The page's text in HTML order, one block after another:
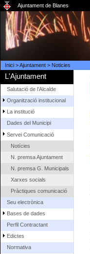
Ajuntament de Blanes
Inici>Ajuntament> Noticies
L'Ajuntament
Salutació de l'Alcalde
Organització institucional
La institució
Dades del Municipi
Servei Comunicació
Notícies
N. premsa Ajuntament
N. premsa G. Municipals
Xarxes socials
Pràctiques comunicació
Seu electrònica
Bases de dades
Perfil Contractant
Edictes
Normativa